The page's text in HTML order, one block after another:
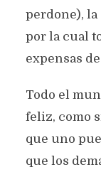
perdone), la
por la cual
expensas
Todo el
feliz, como
que uno
que los